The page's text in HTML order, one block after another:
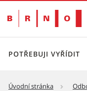
POTŘEBUJI VYŘÍDIT
Úvodní stránka